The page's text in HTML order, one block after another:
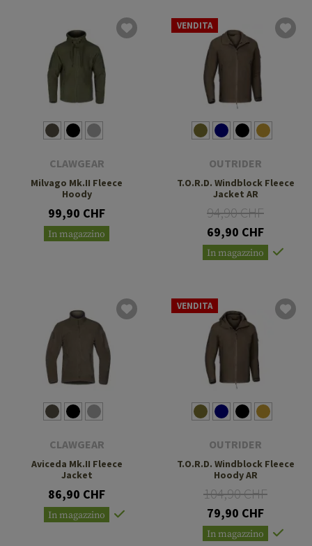
CLAWGEAR
Milvago Mk.II Fleece
Hoody
99,90 CHF
In magazzino
VENDITA
OUTRIDER
T.O.R.D. Windblock Fleece
Jacket AR
94,90 CHF
69,90 CHF
In magazzino
CLAWGEAR
Aviceda Mk.II Fleece
Jacket
86,90 CHF
In magazzino
VENDITA
OUTRIDER
T.O.R.D. Windblock Fleece
Hoody AR
104,90 CHF
79,90 CHF
In magazzino